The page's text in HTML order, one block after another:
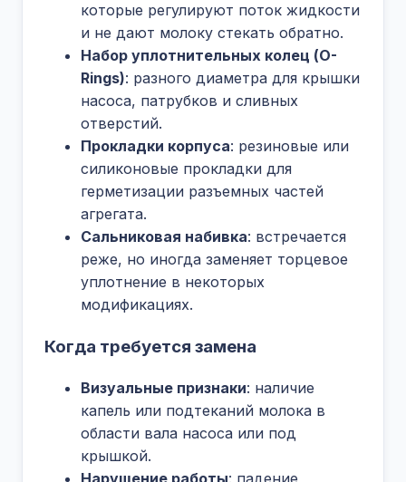
которые регулируют поток жидкости
и не дают молоку стекать обратно.
Набор уплотнительных колец (O-
Rings): разного диаметра для крышки
насоса, патрубков и сливных
отверстий.
Прокладки корпуса: резиновые или
силиконовые прокладки для
герметизации разъемных частей
агрегата.
Сальниковая набивка: встречается
реже, но иногда заменяет торцевое
уплотнение в некоторых
модификациях.
Когда требуется замена
Визуальные признаки: наличие
капель или подтеканий молока в
области вала насоса или под
крышкой.
Нарушение работы: падение